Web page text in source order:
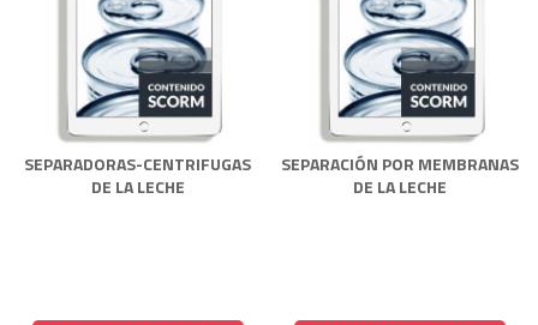
SEPARADORAS-CENTRIFUGAS
DE LA LECHE
SEPARACIÓN POR MEMBRANAS
DE LA LECHE